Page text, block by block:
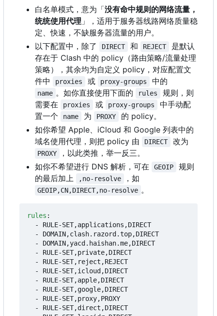
白名单模式，意为「没有命中规则的网络流量，
统统使用代理 」，适用于服务器线路网络质量稳
定、快速，不缺服务器流量的用户。
以下配置中，除了
DIRECT 和 REJECT
是默认
存在于 Clash 中的 policy （路由策略/流量处理
策略），其余均为自定义 policy ， 对应配置文
件中
proxies 或 proxy-groups 中的
name 。如你直接使用下面的 rules
规则，则
需要在
proxies 或 proxy-groups
中手动配
置一个
name 为 PROXY
的 policy。
如你希望 Apple、iCloud 和 Google 列表中的
域名使用代理，则把 policy 由
DIRECT 改为
PROXY
，以此类推，举一反三。
如你不希望进行 DNS 解析，可在
GEOIP
规则
的最后加上
,no-resolve ，如
GEOIP,CN,DIRECT,no-resolve 。
rules :
- RULE-SET,applications,DIRECT
- DOMAIN,clash.razord.top,DIRECT
- DOMAIN,yacd.haishan.me,DIRECT
- RULE-SET,private,DIRECT
- RULE-SET,reject,REJECT
- RULE-SET,icloud,DIRECT
- RULE-SET,apple,DIRECT
- RULE-SET,google,DIRECT
- RULE-SET,proxy,PROXY
- RULE-SET,direct,DIRECT